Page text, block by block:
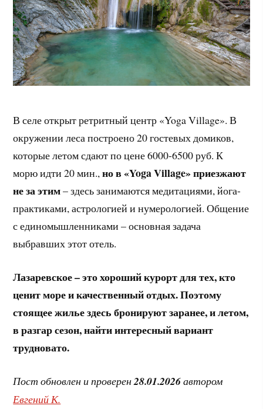
В селе открыт ретритный центр «Yoga Village». В
окружении леса построено 20 гостевых домиков,
которые летом сдают по цене 6000-6500 руб. К
морю идти 20 мин.,но в «Yoga Village» приезжают
не за этим– здесь занимаются медитациями, йога-
практиками, астрологией и нумерологией. Общение
с единомышленниками – основная задача
выбравших этот отель.
Лазаревское – это хороший курорт для тех, кто
ценит море и качественный отдых. Поэтому
стоящее жилье здесь бронируют заранее, и летом,
в разгар сезон, найти интересный вариант
трудновато.
Пост обновлен и проверен28.01.2026автором
Евгений К.